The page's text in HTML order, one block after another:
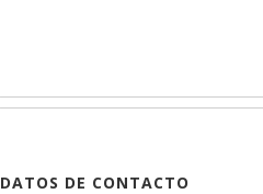
DATOS DE CONTACTO